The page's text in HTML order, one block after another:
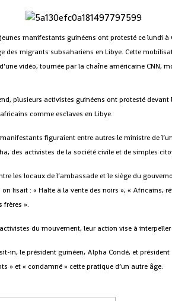
manifestants guinéens ont protesté ce lundi
des migrants subsahariens en Libye. Cette
vidéo, tournée par la chaîne américaine CNN,
plusieurs activistes guinéens ont protesté
comme esclaves en Libye.
figuraient entre autres le ministre de
des activistes de la société civile et de simples
les locaux de l’ambassade et le siège du
on lisait : « Halte à la vente des noirs », « Africains,
frères ».
du mouvement, leur action vise à
in, le président guinéen, Alpha Condé, et
» et « condamné » cette pratique d’un autre âge.